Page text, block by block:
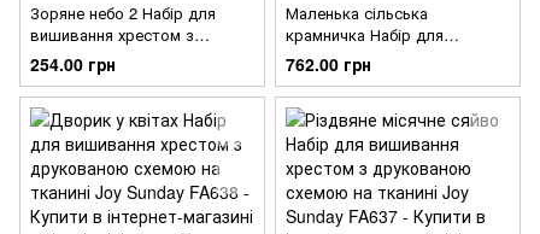
Зоряне небо 2 Набір для
вишивання хрестом з
друкованою схемою на
тканині Joy Sunday FA641
254.00 грн
Маленька сільська
крамничка Набір для
вишивання хрестом з
друкованою схемою на
тканині Joy Sunday FA640
762.00 грн